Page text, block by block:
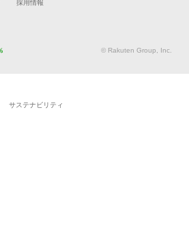
コーティング診断
新車購入
自動車保険
採用情報
© Rakuten Group, Inc.
サステナビリティ